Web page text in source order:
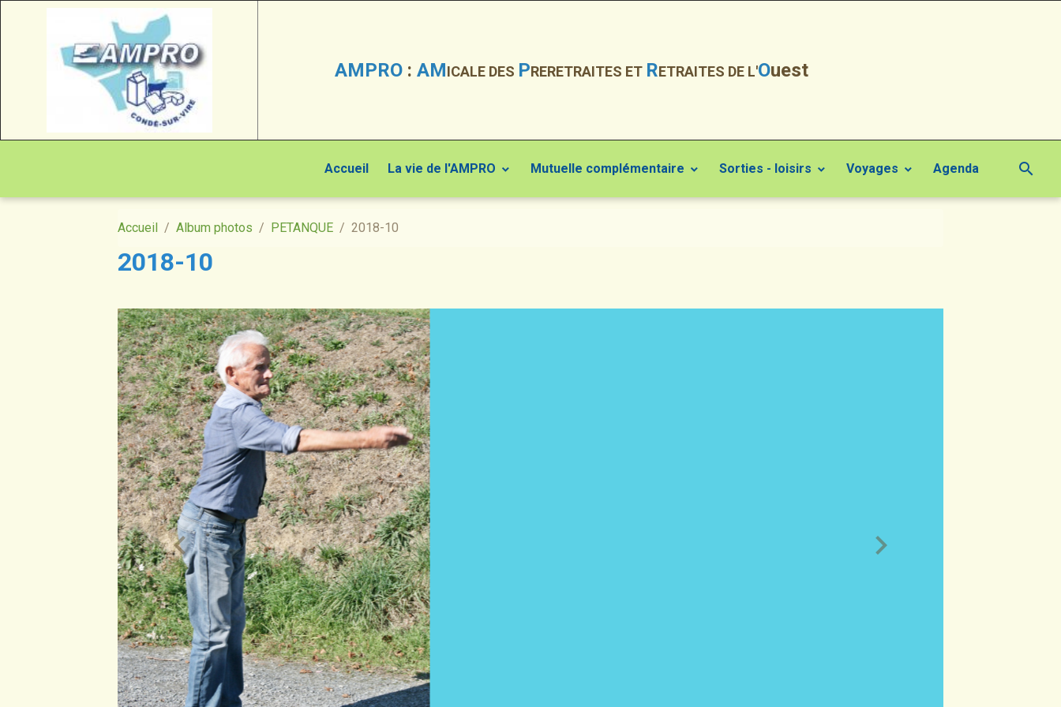
AMPRO : AMICALE DES PRERETRAITES ET RETRAITES DE L'Ouest
Accueil La vie de l'AMPRO Mutuelle complémentaire Sorties - loisirs Voyages Agenda
Accueil Album photos PETANQUE 2018-10
2018-10